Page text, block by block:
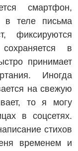
смартфон,
в теле письма
фиксируются
в
принимает
Иногда
на свежую
то я могу
в соцсетях.
стихов
временем и